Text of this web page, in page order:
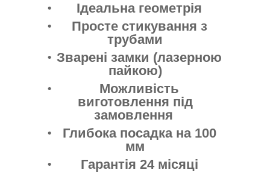
Ідеальна геометрія
Просте стикування з
трубами
Зварені замки (лазерною
пайкою)
Можливість
виготовлення під
замовлення
Глибока посадка на 100
мм
Гарантія 24 місяці